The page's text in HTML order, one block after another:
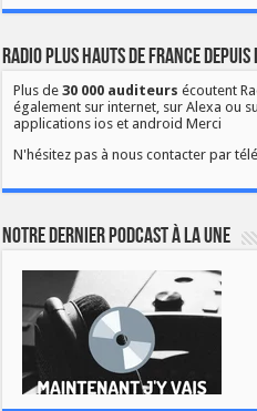
Radio Plus Hauts de France depuis
Plus de30 000 auditeurs écoutent
également sur internet, sur Alexa ou
applications ios et android Merci
N'hésitez pas à nous contacter par
Notre dernier podcast à la une